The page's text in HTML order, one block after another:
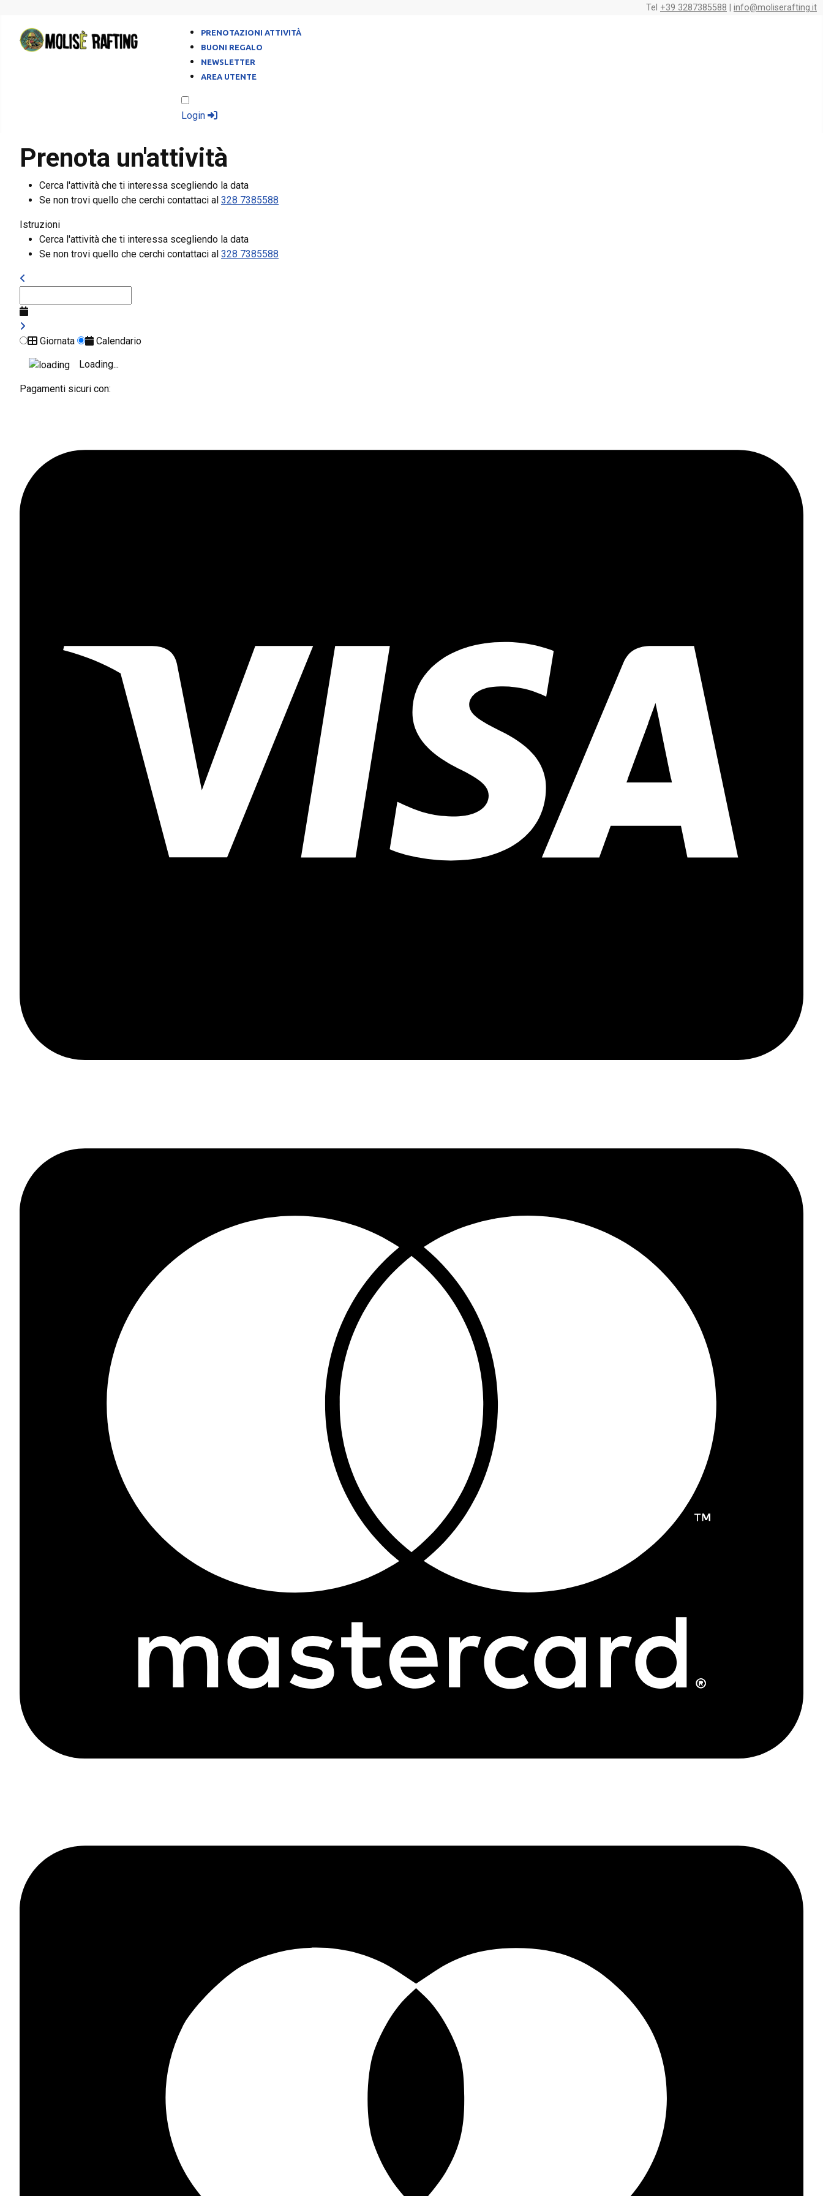
Tel +39 3287385588 info@moliserafting.it
PRENOTAZIONI ATTIVITÀ
BUONI REGALO
NEWSLETTER
AREA UTENTE
Login
Prenota un'attività
Cerca l'attività che ti interessa scegliendo la data
Se non trovi quello che cerchi contattaci al 328 7385588
Istruzioni
Cerca l'attività che ti interessa scegliendo la data
Se non trovi quello che cerchi contattaci al 328 7385588
Giornata Calendario
Loading...
Pagamenti sicuri con: